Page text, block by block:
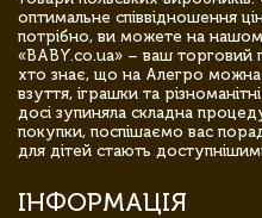
оптимальне співвідношення
потрібно, ви можете на
«BABY.co.ua» – ваш торговий
хто знає, що на Алегро
взуття, іграшки та
досі зупиняла складна
покупки, поспішаємо вас
для дітей стають
ІНФОРМАЦІЯ